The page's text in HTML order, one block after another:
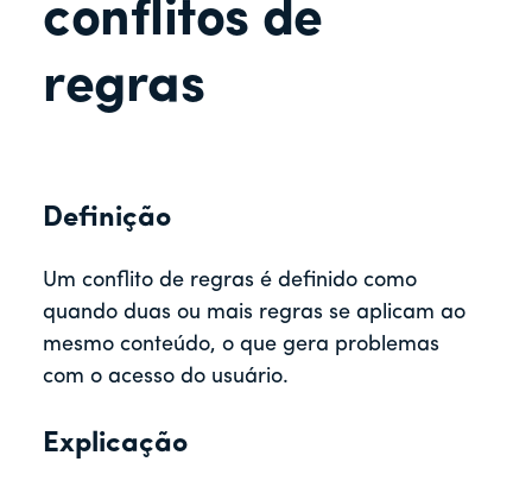
conflitos de
regras
Definição
Um conflito de regras é definido como
quando duas ou mais regras se aplicam ao
mesmo conteúdo, o que gera problemas
com o acesso do usuário.
Explicação